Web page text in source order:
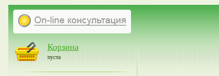
Корзина
пуста